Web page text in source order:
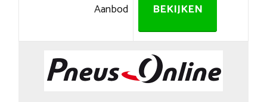
Aanbod BEKIJKEN